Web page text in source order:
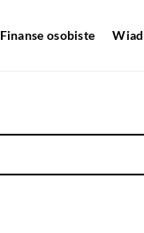
Finanse osobiste